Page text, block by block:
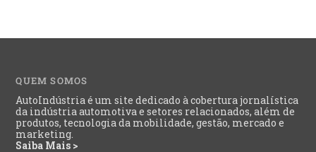
QUEM SOMOS
AutoIndústria é um site dedicado à cobertura jornalística
da indústria automotiva e setores relacionados, além de
produtos, tecnologia da mobilidade, gestão, mercado e
marketing.
Saiba Mais >